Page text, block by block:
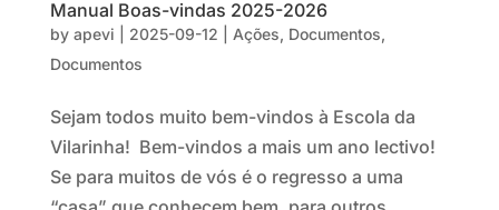
Manual Boas-vindas 2025-2026
by apevi 2025-09-12 Ações, Documentos,
Documentos
Sejam todos muito bem-vindos à Escola da
Vilarinha! Bem-vindos a mais um ano lectivo!
Se para muitos de vós é o regresso a uma